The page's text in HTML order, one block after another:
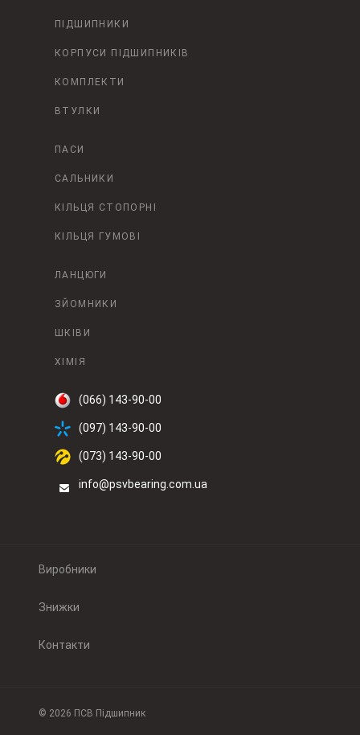
ПІДШИПНИКИ
КОРПУСИ ПІДШИПНИКІВ
КОМПЛЕКТИ
ВТУЛКИ
ПАСИ
САЛЬНИКИ
КІЛЬЦЯ СТОПОРНІ
КІЛЬЦЯ ГУМОВІ
ЛАНЦЮГИ
ЗЙОМНИКИ
ШКІВИ
ХІМІЯ
(066) 143-90-00
(097) 143-90-00
(073) 143-90-00
info@psvbearing.com.ua
Виробники
Знижки
Контакти
© 2026 ПСВ Підшипник